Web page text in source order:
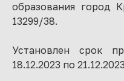
образования город
13299/38.
Установлен срок
18.12.2023 по